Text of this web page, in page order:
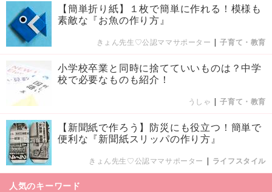
【簡単折り紙】１枚で簡単に作れる！模様も
素敵な『お魚の作り方』
きょん先生♡公認ママサポーター |子育て・教育
小学校卒業と同時に捨てていいものは？中学
校で必要なものも紹介！
うしゃ |子育て・教育
【新聞紙で作ろう】防災にも役立つ！簡単で
便利な『新聞紙スリッパの作り方』
きょん先生♡公認ママサポーター | ライフスタイル
人気のキーワード